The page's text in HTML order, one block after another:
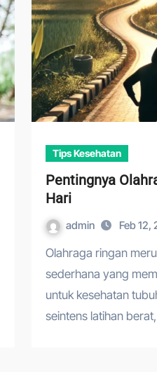
Tips Kesehatan
Pentingnya
Hari
admin Feb 12,
Olahraga ringan merupakan aktivitas fisik
sederhana yang
untuk kesehatan
seintens latihan